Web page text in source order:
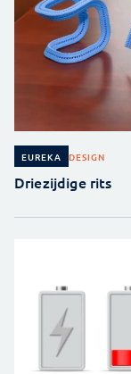
EUREKA DESIGN
Driezijdige rits